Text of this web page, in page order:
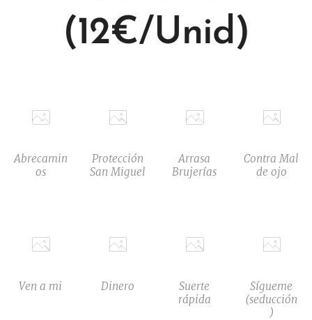
(12€/Unid)
Abrecamin
os
Protección
San Miguel
Arrasa
Brujerías
Contra Mal
de ojo
Ven a mi Dinero
Suerte
rápida
Sígueme
(seducción
)